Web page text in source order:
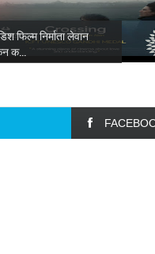
फिल्म निर्माता लेवान
क...